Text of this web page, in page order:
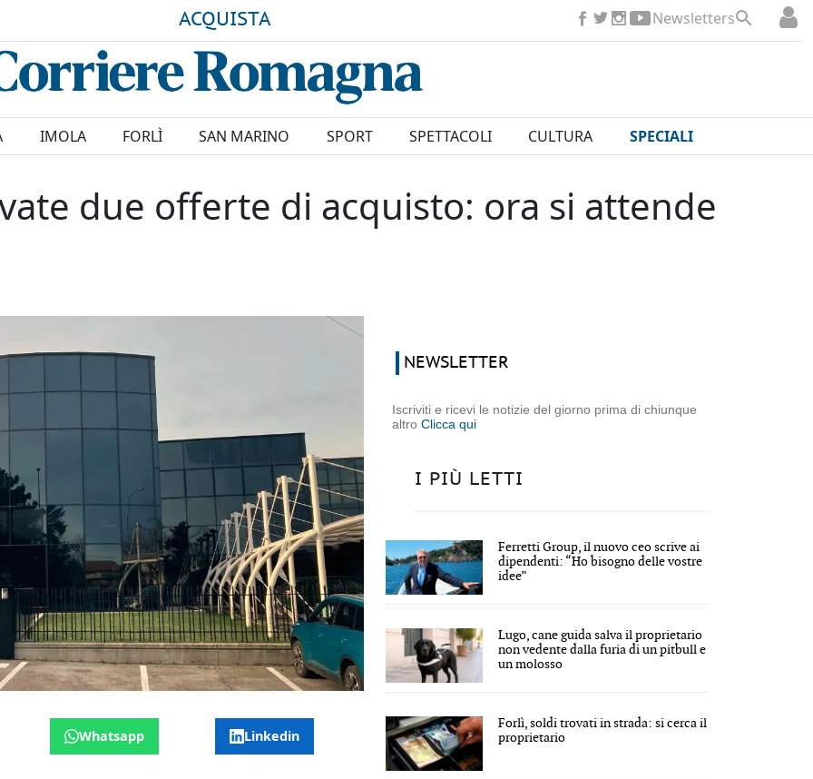
ACQUISTA Newsletters
IMOLA FORLÌ SAN MARINO SPORT SPETTACOLI CULTURA SPECIALI
due offerte di acquisto: ora si attende
Whatsapp Linkedin
NEWSLETTER
Iscriviti e ricevi le notizie del giorno prima di chiunque
altroClicca qui
I PIÙ LETTI
Ferretti Group, il nuovo ceo scrive ai
dipendenti: “Ho bisogno delle vostre
idee”
Lugo, cane guida salva il proprietario
non vedente dalla furia di un pitbull e
un molosso
Forlì, soldi trovati in strada: si cerca il
proprietario